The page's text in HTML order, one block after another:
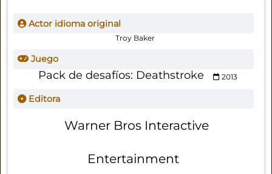
Actor idioma original
Troy Baker
Juego
Pack de desafíos: Deathstroke 2013
Editora
Warner Bros Interactive
Entertainment